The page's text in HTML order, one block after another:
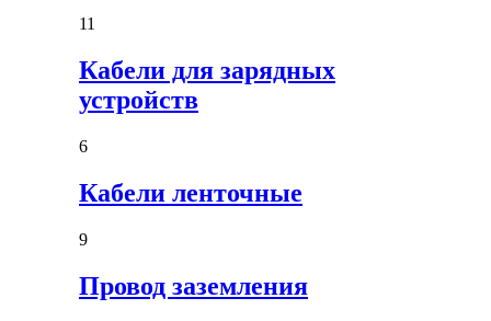
11
Кабели для зарядных
устройств
6
Кабели ленточные
9
Провод заземления